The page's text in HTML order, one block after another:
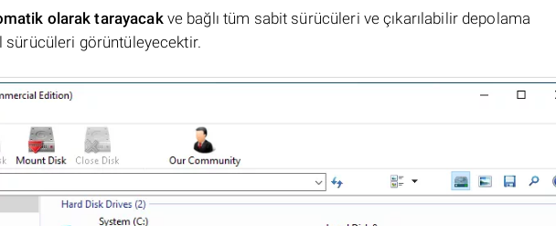
olarak tarayacakve bağlı tüm sabit sürücüleri ve çıkarılabilir depolama
sürücüleri görüntüleyecektir.